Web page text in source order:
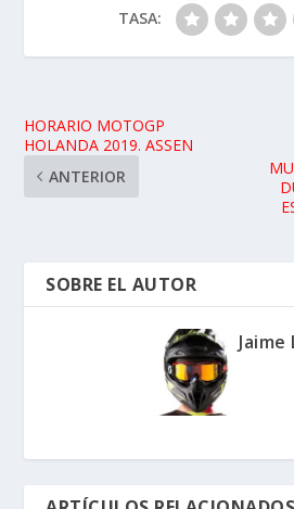
TASA:
HORARIO MOTOGP
HOLANDA 2019. ASSEN
ANTERIOR
SOBRE EL AUTOR
Jaime